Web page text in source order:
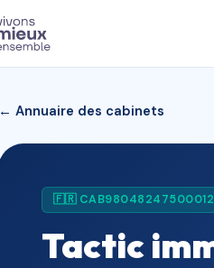
← Annuaire des cabinets
🇫🇷 CAB98048247500012
Tactic